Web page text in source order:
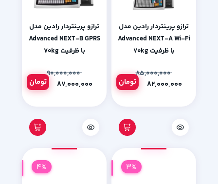
ترازو پرینتردار رادین مدل
Advanced NEXT-A Wi-Fi
با ظرفیت ۷۰kg
۸۵,۰۰۰,۰۰۰
تومان
ترازو پرینتردار رادین مدل
Advanced NEXT-B GPRS
با ظرفیت ۷۰kg
۹۰,۰۰۰,۰۰۰
تومان
3%
4%